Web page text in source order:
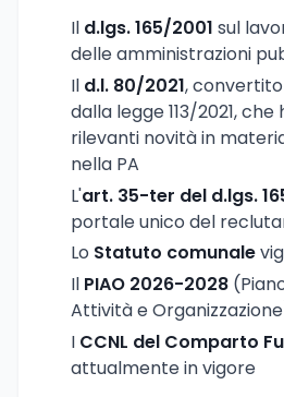
Il d.lgs. 165/2001 sul
delle amministrazioni
Il d.l. 80/2021,
dalla legge 113/2021,
rilevanti novità in
nella PA
L'art. 35-ter del d.lgs.
portale unico del
Lo Statuto comunale
Il PIAO 2026-2028
Attività e
I CCNL del Comparto
attualmente in vigore